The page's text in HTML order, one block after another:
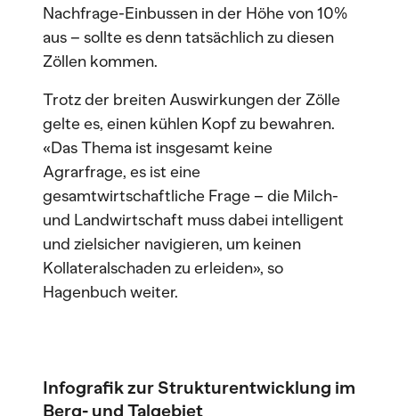
Nachfrage-Einbussen in der Höhe von 10%
aus – sollte es denn tatsächlich zu diesen
Zöllen kommen.
Trotz der breiten Auswirkungen der Zölle
gelte es, einen kühlen Kopf zu bewahren.
«Das Thema ist insgesamt keine
Agrarfrage, es ist eine
gesamtwirtschaftliche Frage – die Milch-
und Landwirtschaft muss dabei intelligent
und zielsicher navigieren, um keinen
Kollateralschaden zu erleiden», so
Hagenbuch weiter.
Infografik zur Strukturentwicklung im
Berg- und Talgebiet